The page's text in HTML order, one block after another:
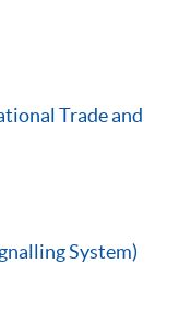
Trade and
System)